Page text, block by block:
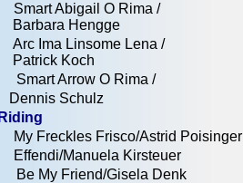
Smart Abigail O Rima /
Barbara Hengge
Ima Linsome Lena /
Patrick Koch
Smart Arrow O Rima /
Dennis Schulz
Freckles Frisco/Astrid Poisinger
Manuela Kirsteuer
My Friend/Gisela Denk